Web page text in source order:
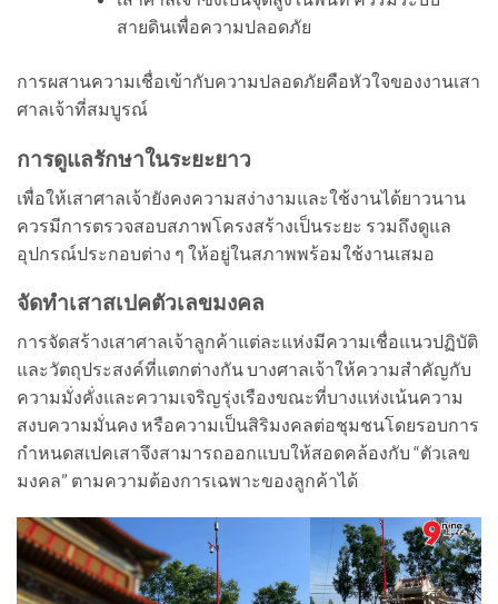
สายดินเพื่อความปลอดภัย
การผสานความเชื่อเข้ากับความปลอดภัยคือหัวใจของงานเสา
ศาลเจ้าที่สมบูรณ์
การดูแลรักษาในระยะยาว
เพื่อให้เสาศาลเจ้ายังคงความสง่างามและใช้งานได้ยาวนาน
ควรมีการตรวจสอบสภาพโครงสร้างเป็นระยะ รวมถึงดูแล
อุปกรณ์ประกอบต่าง ๆ ให้อยู่ในสภาพพร้อมใช้งานเสมอ
จัดทำเสาสเปคตัวเลขมงคล
การจัดสร้างเสาศาลเจ้าลูกค้าแต่ละแห่งมีความเชื่อแนวปฏิบัติ
และวัตถุประสงค์ที่แตกต่างกัน บางศาลเจ้าให้ความสำคัญกับ
ความมั่งคั่งและความเจริญรุ่งเรืองขณะที่บางแห่งเน้นความ
สงบความมั่นคง หรือความเป็นสิริมงคลต่อชุมชนโดยรอบการ
กำหนดสเปคเสาจึงสามารถออกแบบให้สอดคล้องกับ “ตัวเลข
มงคล” ตามความต้องการเฉพาะของลูกค้าได้